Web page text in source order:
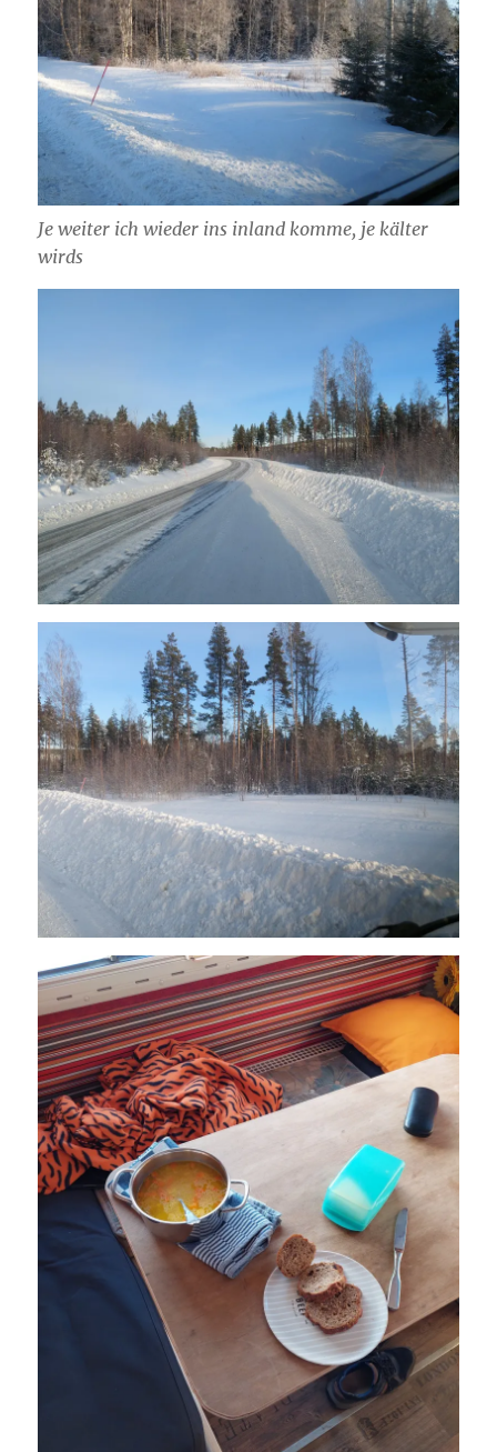
Je weiter ich wieder ins inland komme, je kälter
wirds